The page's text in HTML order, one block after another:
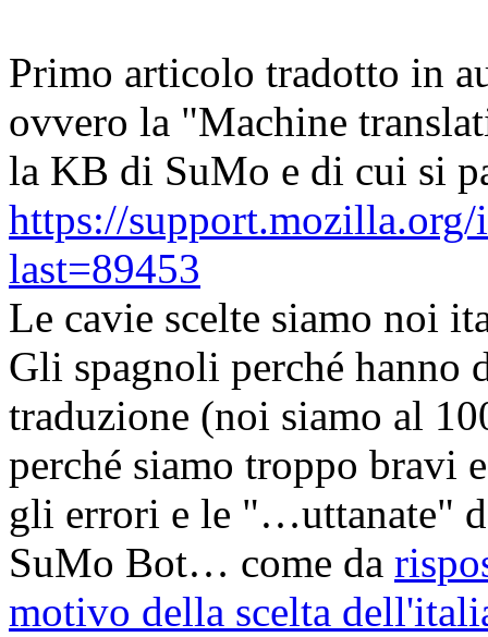
Primo articolo tradotto in
ovvero la "Machine
la KB di SuMo e di cui si
https://
last=89453
Le cavie scelte siamo noi
Gli spagnoli perché hanno
traduzione (noi siamo al
perché siamo troppo bravi
gli errori e le "…uttanate"
SuMo Bot… come da
motivo della scelta